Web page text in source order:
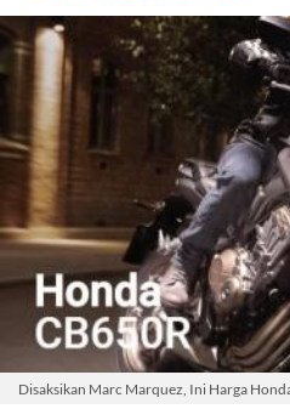
Disaksikan Marc Marquez, Ini Harga